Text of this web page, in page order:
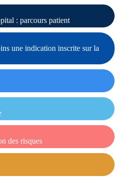
: parcours patient
une indication inscrite sur la
des risques